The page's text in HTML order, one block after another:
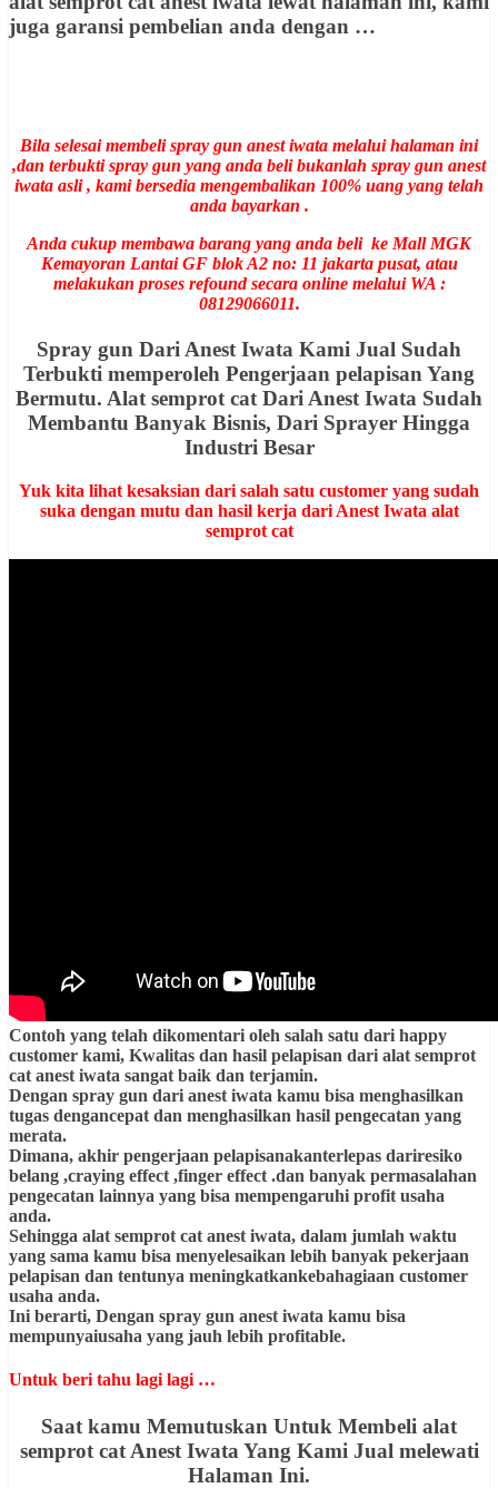
juga garansi pembelian anda dengan …
Bila selesai membeli spray gun anest iwata melalui halaman ini
,dan terbukti spray gun yang anda beli bukanlah spray gun anest
iwata asli , kami bersedia mengembalikan 100% uang yang telah
anda bayarkan .
Anda cukup membawa barang yang anda beli ke Mall MGK
Kemayoran Lantai GF blok A2 no: 11 jakarta pusat, atau
melakukan proses refound secara online melalui WA :
08129066011.
Spray gun Dari Anest Iwata Kami Jual Sudah
Terbukti memperoleh Pengerjaan pelapisan Yang
Bermutu. Alat semprot cat Dari Anest Iwata Sudah
Membantu Banyak Bisnis, Dari Sprayer Hingga
Industri Besar
Yuk kita lihat kesaksian dari salah satu customer yang sudah
suka dengan mutu dan hasil kerja dari Anest Iwata alat
semprot cat
Contoh yang telah dikomentari oleh salah satu dari happy
customer kami, Kwalitas dan hasil pelapisan dari alat semprot
cat anest iwata sangat baik dan terjamin.
Dengan spray gun dari anest iwata kamu bisa menghasilkan
tugas dengancepat dan menghasilkan hasil pengecatan yang
merata.
Dimana, akhir pengerjaan pelapisanakanterlepas dariresiko
belang ,craying effect ,finger effect .dan banyak permasalahan
pengecatan lainnya yang bisa mempengaruhi profit usaha
anda.
Sehingga alat semprot cat anest iwata, dalam jumlah waktu
yang sama kamu bisa menyelesaikan lebih banyak pekerjaan
pelapisan dan tentunya meningkatkankebahagiaan customer
usaha anda.
Ini berarti, Dengan spray gun anest iwata kamu bisa
mempunyaiusaha yang jauh lebih profitable.
Untuk beri tahu lagi lagi …
Saat kamu Memutuskan Untuk Membeli alat
semprot cat Anest Iwata Yang Kami Jual melewati
Halaman Ini.